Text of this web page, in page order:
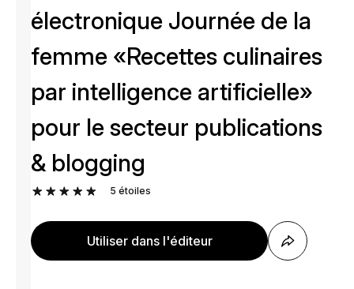
électronique Journée de la
femme «Recettes culinaires
par intelligence artificielle»
pour le secteur publications
& blogging
5 étoiles
Utiliser dans l'éditeur